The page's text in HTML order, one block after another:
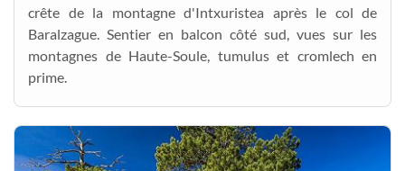
crête de la montagne d'Intxuristea après le col de
Baralzague. Sentier en balcon côté sud, vues sur les
montagnes de Haute-Soule, tumulus et cromlech en
prime.